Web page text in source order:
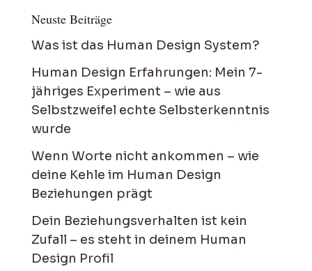
Neuste Beiträge
Was ist das Human Design System?
Human Design Erfahrungen: Mein 7-
jähriges Experiment – wie aus
Selbstzweifel echte Selbsterkenntnis
wurde
Wenn Worte nicht ankommen – wie
deine Kehle im Human Design
Beziehungen prägt
Dein Beziehungsverhalten ist kein
Zufall – es steht in deinem Human
Design Profil